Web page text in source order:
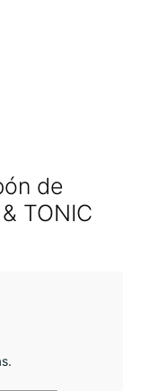
de
TONIC